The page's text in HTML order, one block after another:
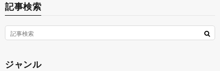
記事検索
ジャンル